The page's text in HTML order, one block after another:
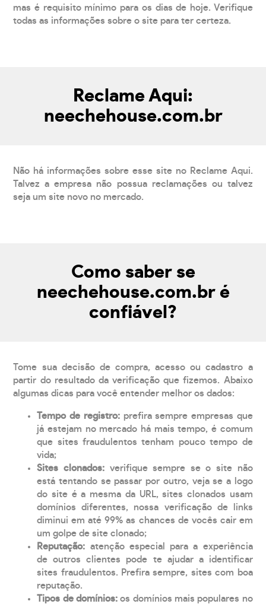
mas é requisito mínimo para os dias de hoje. Verifique
todas as informações sobre o site para ter certeza.
Reclame Aqui:
neechehouse.com.br
Não há informações sobre esse site no Reclame Aqui.
Talvez a empresa não possua reclamações ou talvez
seja um site novo no mercado.
Como saber se
neechehouse.com.br é
confiável?
Tome sua decisão de compra, acesso ou cadastro a
partir do resultado da verificação que fizemos. Abaixo
algumas dicas para você entender melhor os dados:
Tempo de registro: prefira sempre empresas que
já estejam no mercado há mais tempo, é comum
que sites fraudulentos tenham pouco tempo de
vida;
Sites clonados: verifique sempre se o site não
está tentando se passar por outro, veja se a logo
do site é a mesma da URL, sites clonados usam
domínios diferentes, nossa verificação de links
diminui em até 99% as chances de vocês cair em
um golpe de site clonado;
Reputação: atenção especial para a experiência
de outros clientes pode te ajudar a identificar
sites fraudulentos. Prefira sempre, sites com boa
reputação.
Tipos de domínios:os domínios mais populares no